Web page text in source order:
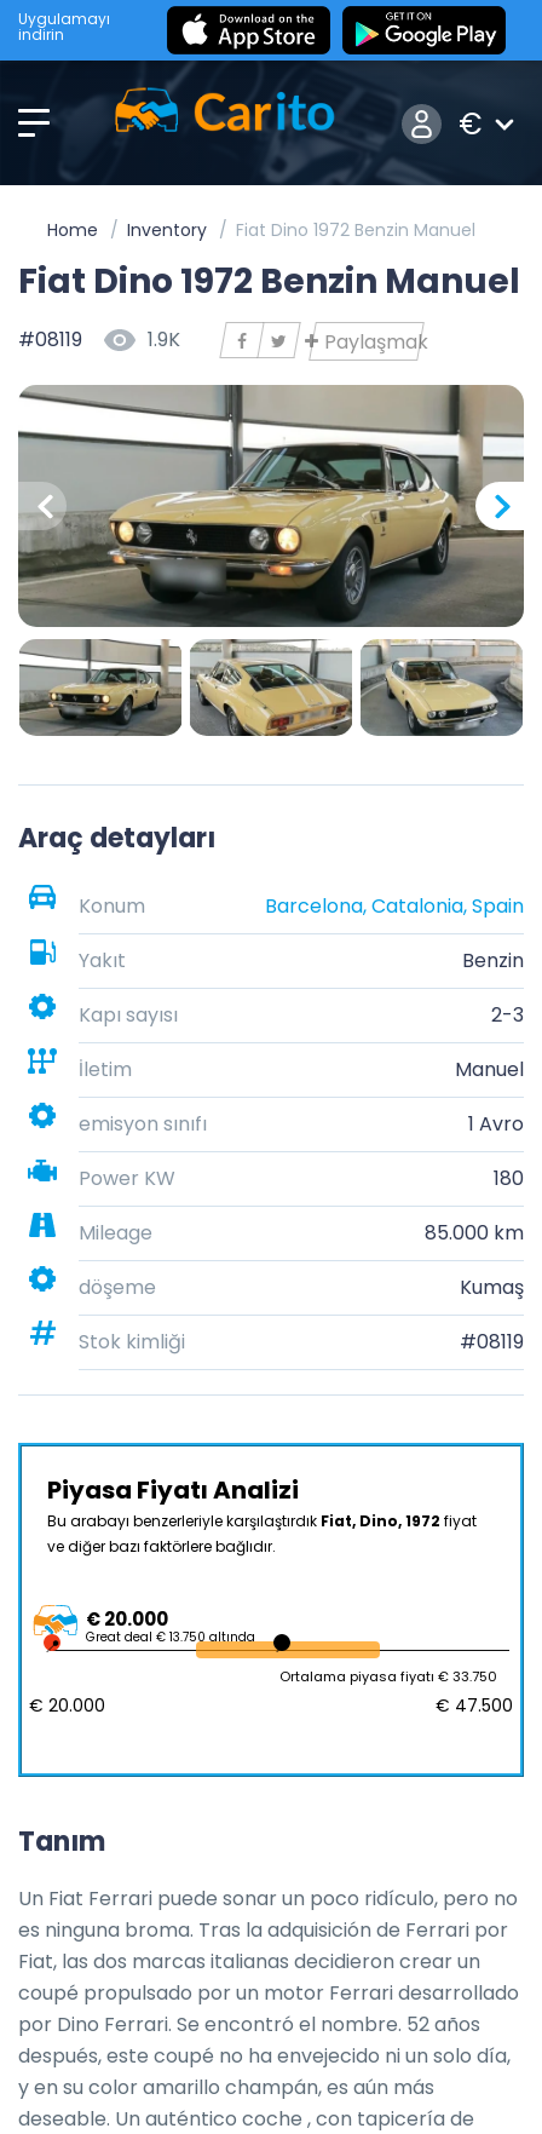
Uygulamayı
indirin
€
Home Inventory Fiat Dino 1972 Benzin Manuel
Fiat Dino 1972 Benzin Manuel
#08119 1.9K Paylaşmak
Araç detayları
Konum
Barcelona, Catalonia, Spain
Yakıt
Benzin
Kapı sayısı
2-3
İletim
Manuel
emisyon sınıfı
1 Avro
Power KW
180
Mileage
85.000 km
döşeme
Kumaş
Stok kimliği
#08119
Piyasa Fiyatı Analizi
Bu arabayı benzerleriyle karşılaştırdık Fiat, Dino, 1972 fiyat
ve diğer bazı faktörlere bağlıdır.
€ 20.000
Great deal € 13.750 altında
Ortalama piyasa fiyatı € 33.750
€ 20.000 € 47.500
Tanım
Un Fiat Ferrari puede sonar un poco ridículo, pero no
es ninguna broma. Tras la adquisición de Ferrari por
Fiat, las dos marcas italianas decidieron crear un
coupé propulsado por un motor Ferrari desarrollado
por Dino Ferrari. Se encontró el nombre. 52 años
después, este coupé no ha envejecido ni un solo día,
y en su color amarillo champán, es aún más
deseable. Un auténtico coche , con tapicería de